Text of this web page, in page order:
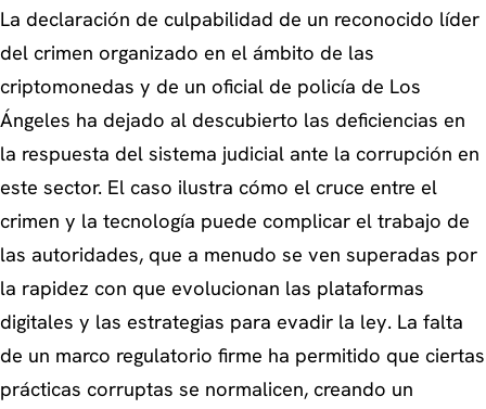
La declaración de culpabilidad de un reconocido líder
del crimen organizado en el ámbito de las
criptomonedas y de un oficial de policía de Los
Ángeles ha dejado al descubierto las deficiencias en
la respuesta del sistema judicial ante la corrupción en
este sector. El caso ilustra cómo el cruce entre el
crimen y la tecnología puede complicar el trabajo de
las autoridades, que a menudo se ven superadas por
la rapidez con que evolucionan las plataformas
digitales y las estrategias para evadir la ley. La falta
de un marco regulatorio firme ha permitido que ciertas
prácticas corruptas se normalicen, creando un